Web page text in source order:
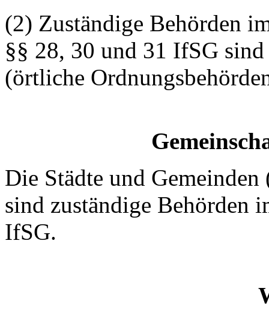
(2) Zuständige Behörden
§§ 28, 30 und 31 IfSG
(örtliche
Die Städte und
sind zuständige Behörden
IfSG.